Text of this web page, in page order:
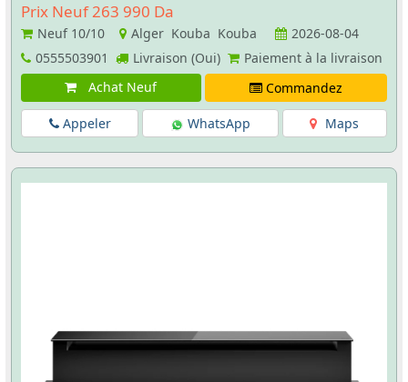
Prix Neuf 263 990 Da
Neuf 10/10 Alger Kouba Kouba
2026-08-04
0555503901
Livraison (Oui)
Paiement à la livraison
Achat Neuf
Commandez
Appeler WhatsApp Maps